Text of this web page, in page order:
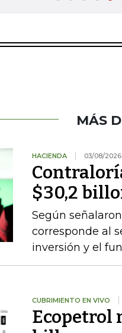
MÁS
HACIENDA 03/08/2026
$30,2
Según
corresponde al
inversión y el
CUBRIMIENTO EN VIVO
Ecopetrol